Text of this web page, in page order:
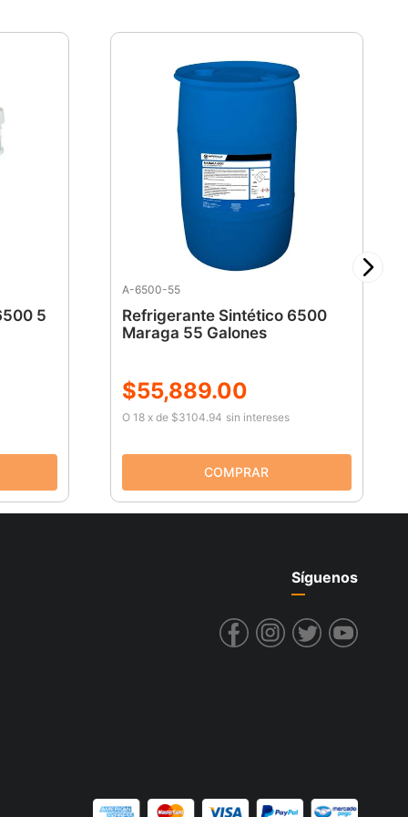
de maquinado, centros de mecanizado CNC e
que requieren un refrigerante sintético para
lubricidad, estabilidad, limpieza y
5
A-6500-55
Refrigerante Sintético 6500
Maraga 55 Galones
$55,889.00
O 18 xde $3104.94 sin intereses
Síguenos